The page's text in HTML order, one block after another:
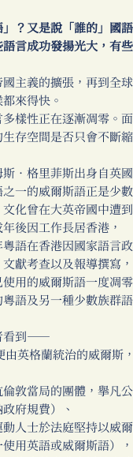
？又是說「誰的」國語
言成功發揚光大，有
國主義的擴張，再到全
來得快。
樣性正在逐漸凋零。
存空間是否只會不斷
．格里菲斯出身自英
一的威爾斯語正是少
化曾在大英帝國中遭
後因工作長居香港，
語在香港因國家語言
獻考查以及報導撰寫，
使用的威爾斯語一度凋
語及另一種少數族群
看到──
英格蘭統治的威爾斯
倫敦當局的團體，舉凡
府規費）、
人士於法庭堅持以威
用英語或威爾斯語），